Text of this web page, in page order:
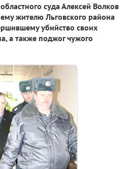
суда Алексей Волков
жителю Льговского района
убийство своих
а также поджог чужого